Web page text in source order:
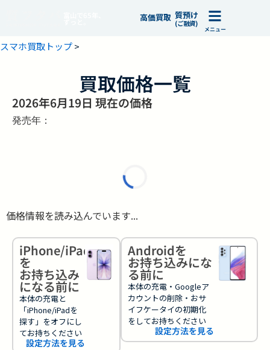
高価買取 質預け
(ご融資)
メニュー
スマホ買取トップ>
買取価格一覧
2026年6月19日 現在の価格
発売年：
価格情報を読み込んでいます...
iPhone/iPad
を
お持ち込み
になる前に
本体の充電と
「iPhone/iPadを
探す」をオフにし
てお持ちください
設定方法を見る
Androidを
お持ち込みにな
る前に
本体の充電・Googleア
カウントの削除・おサ
イフケータイの初期化
をしてお持ちください
設定方法を見る